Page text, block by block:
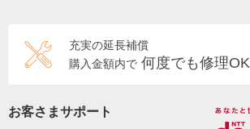
充実の延長補償
購入金額内で 何度でも修理OK
お客さまサポート